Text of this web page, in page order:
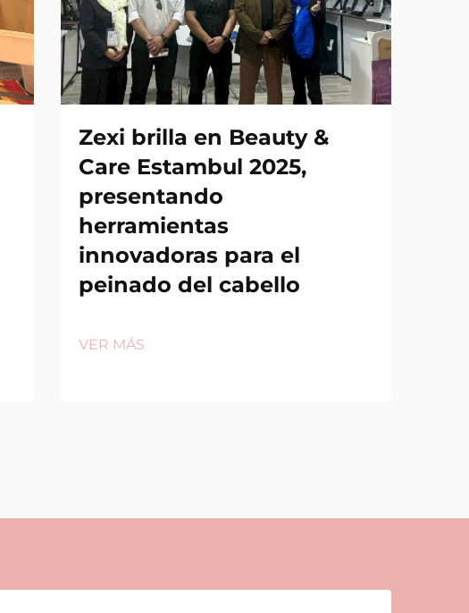
Zexi brilla en Beauty &
Care Estambul 2025,
presentando
herramientas
innovadoras para el
peinado del cabello
VER MÁS